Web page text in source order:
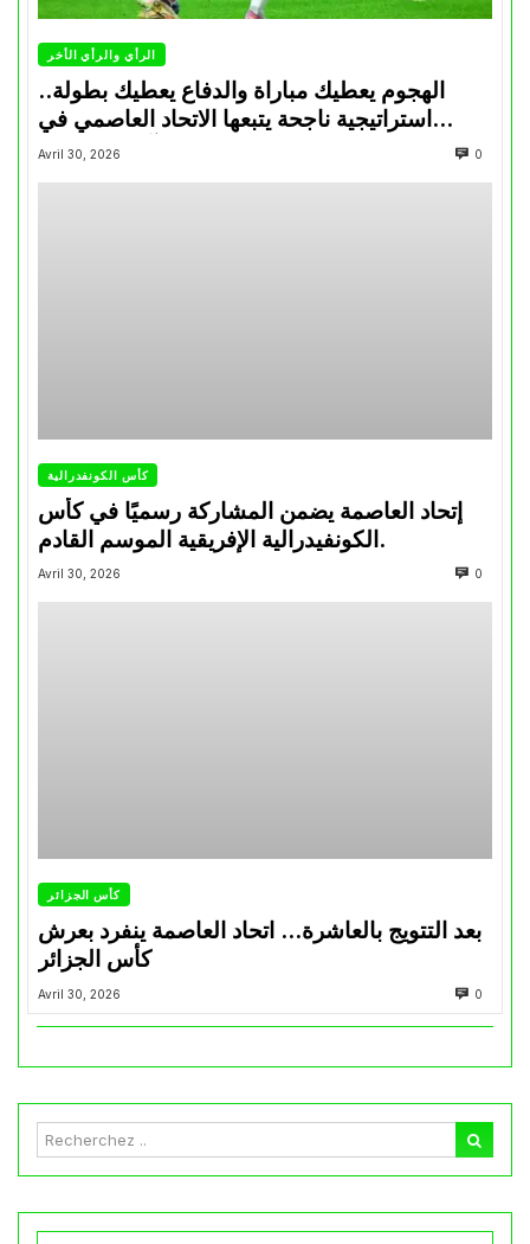
الرأي والرأي الأخر
الهجوم يعطيك مباراة والدفاع يعطيك بطولة..
استراتيجية ناجحة يتبعها الاتحاد العاصمي في
تتويجاته آخر السنوات
Avril 30, 2026 0
كأس الكونفدرالية
إتحاد العاصمة يضمن المشاركة رسميًا في كأس
الكونفيدرالية الإفريقية الموسم القادم.
Avril 30, 2026 0
كأس الجزائر
بعد التتويج بالعاشرة… اتحاد العاصمة ينفرد بعرش
كأس الجزائر
Avril 30, 2026 0